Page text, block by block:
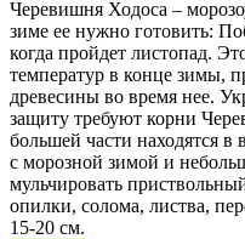
Черевишня Ходоса –
зиме ее нужно готовить:
когда пройдет листопад.
температур в конце зимы,
древесины во время нее.
защиту требуют корни
большей части находятся
с морозной зимой и
мульчировать
опилки, солома, листва,
15-20 см.